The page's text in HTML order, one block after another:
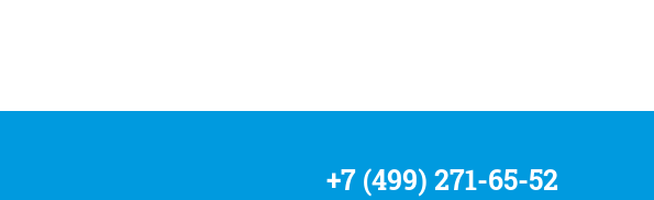
+7 (499) 271-65-52